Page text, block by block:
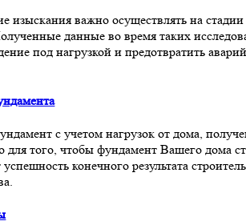
изыскания важно осуществлять на
данные во время таких
под нагрузкой и предотвратить
с учетом нагрузок от дома,
для того, чтобы фундамент Вашего дома
конечного результата